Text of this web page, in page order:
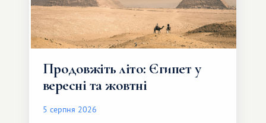
Продовжіть літо: Єгипет у
вересні та жовтні
5 серпня 2026